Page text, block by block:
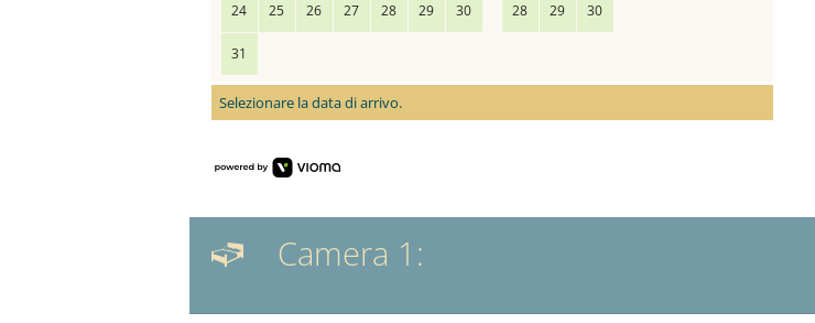
24 25 26 27 28 29 30
31
28 29 30
Selezionare la data di arrivo.
Camera 1: